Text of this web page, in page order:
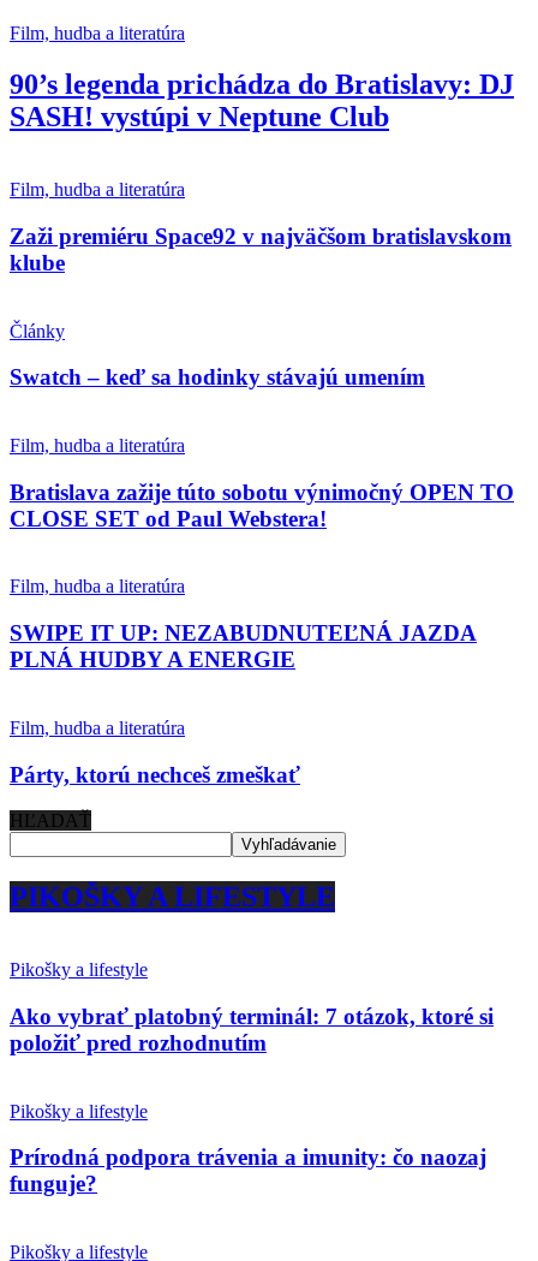
Film, hudba a literatúra
90’s legenda prichádza do Bratislavy: DJ
SASH! vystúpi v Neptune Club
Film, hudba a literatúra
Zaži premiéru Space92 v najväčšom bratislavskom
klube
Články
Swatch – keď sa hodinky stávajú umením
Film, hudba a literatúra
Bratislava zažije túto sobotu výnimočný OPEN TO
CLOSE SET od Paul Webstera!
Film, hudba a literatúra
SWIPE IT UP: NEZABUDNUTEĽNÁ JAZDA
PLNÁ HUDBY A ENERGIE
Film, hudba a literatúra
Párty, ktorú nechceš zmeškať
HĽADAŤ
PIKOŠKY A LIFESTYLE
Pikošky a lifestyle
Ako vybrať platobný terminál: 7 otázok, ktoré si
položiť pred rozhodnutím
Pikošky a lifestyle
Prírodná podpora trávenia a imunity: čo naozaj
funguje?
Pikošky a lifestyle